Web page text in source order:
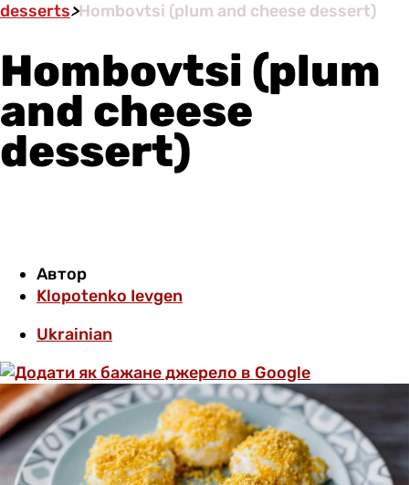
desserts>Hombovtsi (plum and cheese dessert)
Hombovtsi (plum
and cheese
dessert)
Автор
Klopotenko Ievgen
Ukrainian